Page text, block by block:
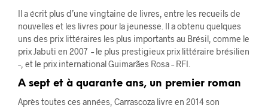
Il a écrit plus d’une vingtaine de livres, entre les recueils de
nouvelles et les livres pour la jeunesse. Il a obtenu quelques
uns des prix littéraires les plus importants au Brésil, comme le
prix Jabuti en 2007 – le plus prestigieux prix littéraire brésilien
–, et le prix international Guimarães Rosa – RFI.
A sept et à quarante ans, un premier roman
Après toutes ces années, Carrascoza livre en 2014 son